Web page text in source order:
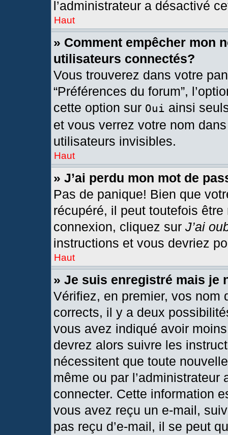
l’administrateur a désactivé
Haut
» Comment empêcher mon
utilisateurs connectés?
Vous trouverez dans votre
“Préférences du forum”,
cette option sur Oui ainsi
et vous verrez votre nom
utilisateurs invisibles.
Haut
» J’ai perdu mon mot de
Pas de panique! Bien que
récupéré, il peut toutefois
connexion, cliquez sur J’ai
instructions et vous devriez
Haut
» Je suis enregistré mais je
Vérifiez, en premier, vos nom
corrects, il y a deux
vous avez indiqué avoir
devrez alors suivre les
nécessitent que toute
même ou par
connecter. Cette information
vous avez reçu un e-mail,
pas reçu d’e-mail, il se peut